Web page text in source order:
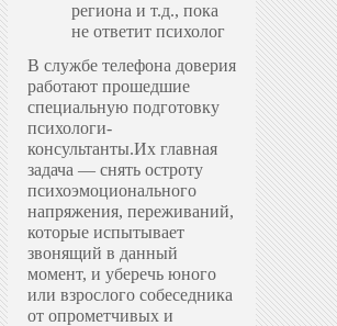
региона и т.д., пока
не ответит психолог
В службе телефона доверия
работают прошедшие
специальную подготовку
психологи-
консультанты.Их главная
задача — снять остроту
психоэмоционального
напряжения, переживаний,
которые испытывает
звонящий в данный
момент, и уберечь юного
или взрослого собеседника
от опрометчивых и